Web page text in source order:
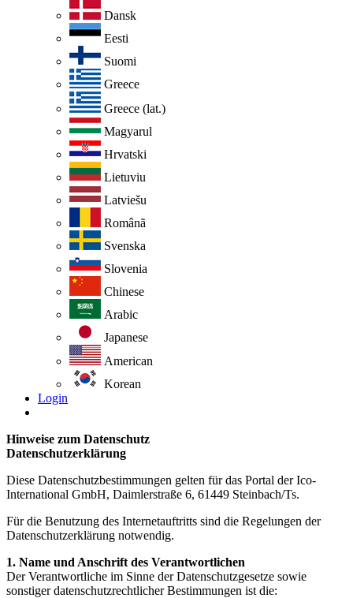
Dansk
Eesti
Suomi
Greece
Greece (lat.)
Magyarul
Hrvatski
Lietuviu
Latviešu
Românã
Svenska
Slovenia
Chinese
Arabic
Japanese
American
Korean
Login
Hinweise zum Datenschutz
Datenschutzerklärung
Diese Datenschutzbestimmungen gelten für das Portal der Ico-
International GmbH, Daimlerstraße 6, 61449 Steinbach/Ts.
Für die Benutzung des Internetauftritts sind die Regelungen der
Datenschutzerklärung notwendig.
1. Name und Anschrift des Verantwortlichen
Der Verantwortliche im Sinne der Datenschutzgesetze sowie
sonstiger datenschutzrechtlicher Bestimmungen ist die: